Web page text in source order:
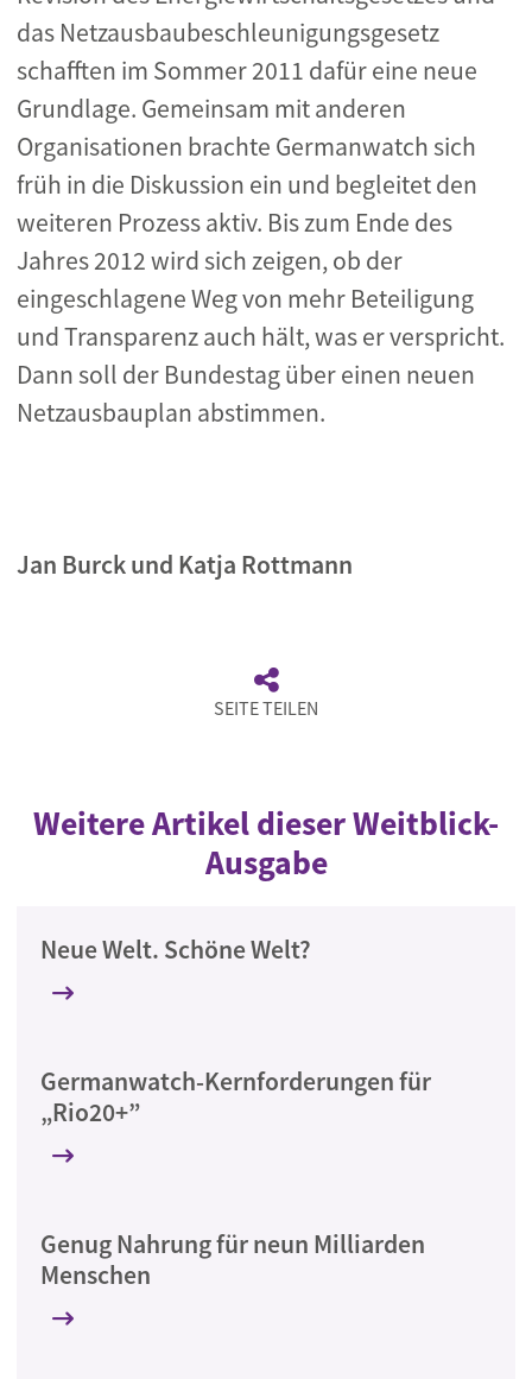
das Netzausbaubeschleunigungsgesetz
schafften im Sommer 2011 dafür eine neue
Grundlage. Gemeinsam mit anderen
Organisationen brachte Germanwatch sich
früh in die Diskussion ein und begleitet den
weiteren Prozess aktiv. Bis zum Ende des
Jahres 2012 wird sich zeigen, ob der
eingeschlagene Weg von mehr Beteiligung
und Transparenz auch hält, was er verspricht.
Dann soll der Bundestag über einen neuen
Netzausbauplan abstimmen.
Jan Burck und Katja Rottmann
SEITE TEILEN
Weitere Artikel dieser Weitblick-
Ausgabe
Neue Welt. Schöne Welt?
Germanwatch-Kernforderungen für
„Rio20+”
Genug Nahrung für neun Milliarden
Menschen